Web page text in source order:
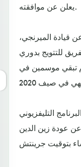
يعلن عن موافقته.
قيادة الميرنجي،
للتتويج بدوري
رغم تبقي موسمين في
التليفزيوني
عودة زين الدين